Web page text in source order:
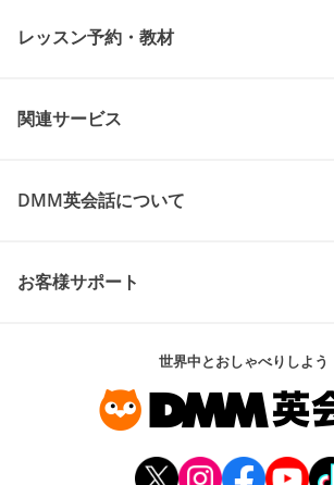
レッスン予約・教材
関連サービス
DMM英会話について
お客様サポート
世界中とおしゃべりしよう